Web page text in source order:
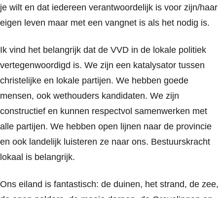
je wilt en dat iedereen verantwoordelijk is voor zijn/haar
eigen leven maar met een vangnet is als het nodig is.
Ik vind het belangrijk dat de VVD in de lokale politiek
vertegenwoordigd is. We zijn een katalysator tussen
christelijke en lokale partijen. We hebben goede
mensen, ook wethouders kandidaten. We zijn
constructief en kunnen respectvol samenwerken met
alle partijen. We hebben open lijnen naar de provincie
en ook landelijk luisteren ze naar ons. Bestuurskracht
lokaal is belangrijk.
Ons eiland is fantastisch: de duinen, het strand, de zee,